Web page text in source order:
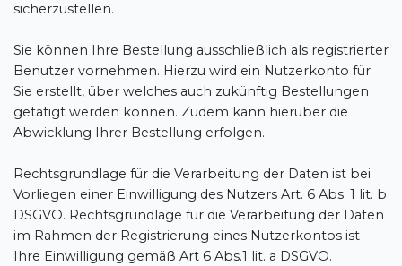
sicherzustellen.
Sie können Ihre Bestellung ausschließlich als registrierter
Benutzer vornehmen. Hierzu wird ein Nutzerkonto für
Sie erstellt, über welches auch zukünftig Bestellungen
getätigt werden können. Zudem kann hierüber die
Abwicklung Ihrer Bestellung erfolgen.
Rechtsgrundlage für die Verarbeitung der Daten ist bei
Vorliegen einer Einwilligung des Nutzers Art. 6 Abs. 1 lit. b
DSGVO. Rechtsgrundlage für die Verarbeitung der Daten
im Rahmen der Registrierung eines Nutzerkontos ist
Ihre Einwilligung gemäß Art 6 Abs.1 lit. a DSGVO.